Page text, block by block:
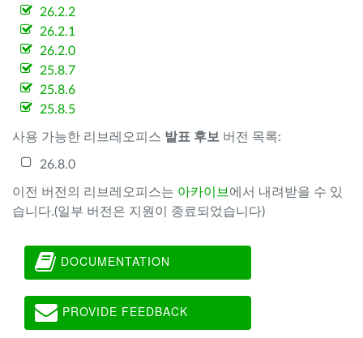
26.2.2
26.2.1
26.2.0
25.8.7
25.8.6
25.8.5
사용 가능한 리브레오피스 발표 후보 버전 목록:
26.8.0
이전 버전의 리브레오피스는 아카이브 에서 내려받을 수 있
습니다.(일부 버전은 지원이 종료되었습니다)
DOCUMENTATION
PROVIDE FEEDBACK